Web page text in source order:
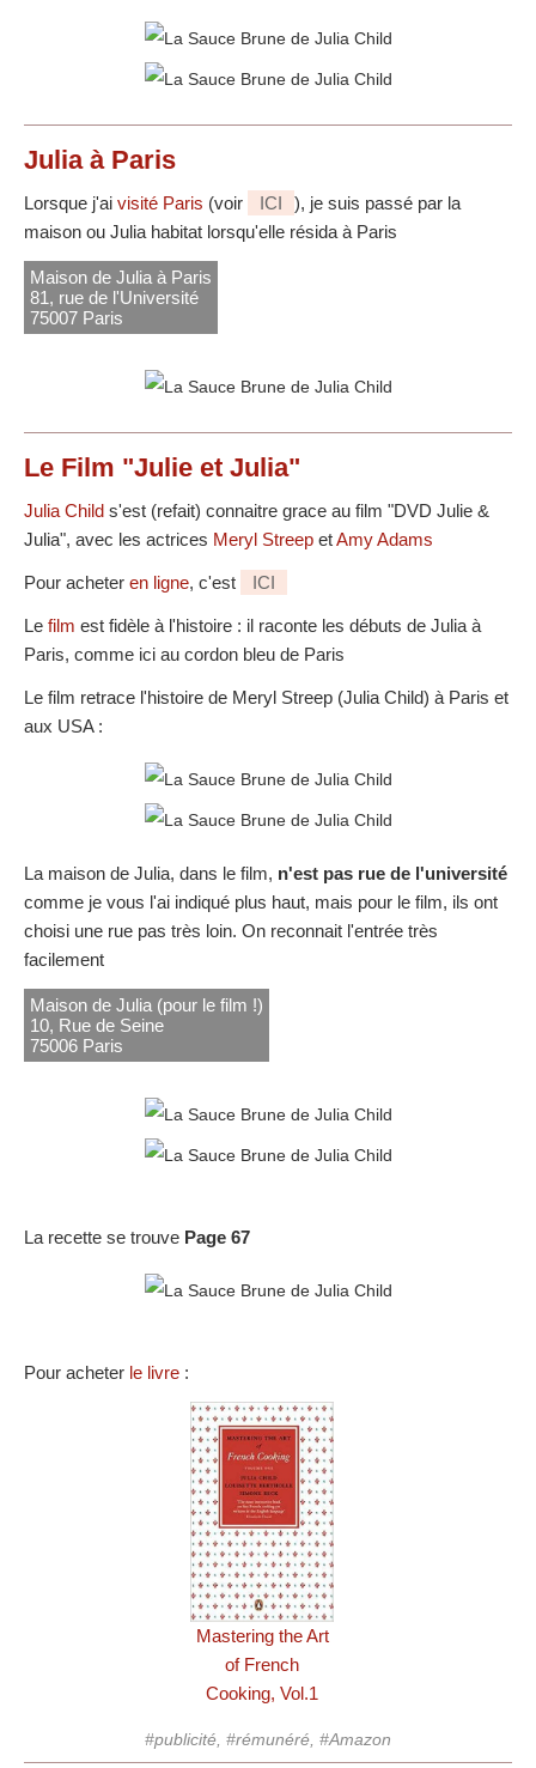
Julia à Paris
Lorsque j'ai visité Paris (voir ICI
), je suis passé par la
maison ou Julia habitat lorsqu'elle résida à Paris
Maison de Julia à Paris
81, rue de l'Université
75007 Paris
Le Film "Julie et Julia"
Julia Child s'est (refait) connaitre grace au film "DVD Julie &
Julia", avec les actrices Meryl Streep etAmy Adams
Pour acheter en ligne, c'est ICI
Le film est fidèle à l'histoire : il raconte les débuts de Julia à
Paris, comme ici au cordon bleu de Paris
Le film retrace l'histoire de Meryl Streep (Julia Child) à Paris et
aux USA :
La maison de Julia, dans le film, n'est pas rue de l'université
comme je vous l'ai indiqué plus haut, mais pour le film, ils ont
choisi une rue pas très loin. On reconnait l'entrée très
facilement
Maison de Julia (pour le film !)
10, Rue de Seine
75006 Paris
La recette se trouve Page 67
Pour acheter le livre :
Mastering the Art
of French
Cooking, Vol.1
#publicité, #rémunéré, #Amazon